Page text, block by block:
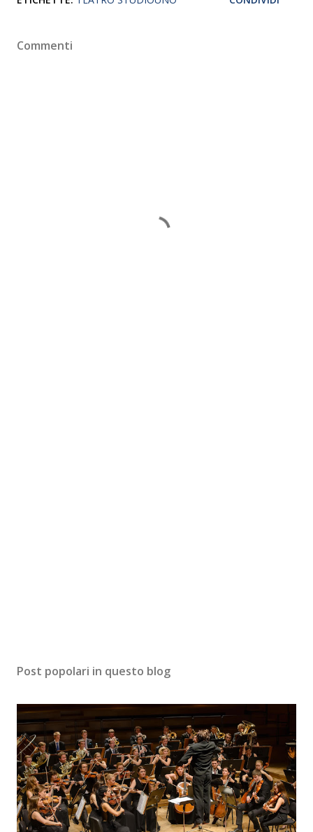
Commenti
Post popolari in questo blog